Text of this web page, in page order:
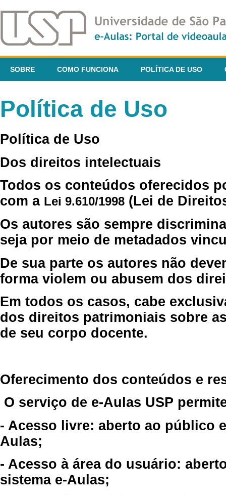
SOBRE COMO FUNCIONA POLÍTICA DE USO
Política de Uso
Política de Uso
Dos direitos intelectuais
Todos os conteúdos oferecidos
com a Lei 9.610/1998 (Lei de
Os autores são sempre
seja por meio de metadados
De sua parte os autores não
forma violem ou abusem dos
Em todos os casos, cabe
dos direitos patrimoniais sobre
de seu corpo docente.
Oferecimento dos conteúdos e
O serviço de e-Aulas USP
- Acesso livre: aberto ao público
Aulas;
- Acesso à área do usuário:
sistema e-Aulas;